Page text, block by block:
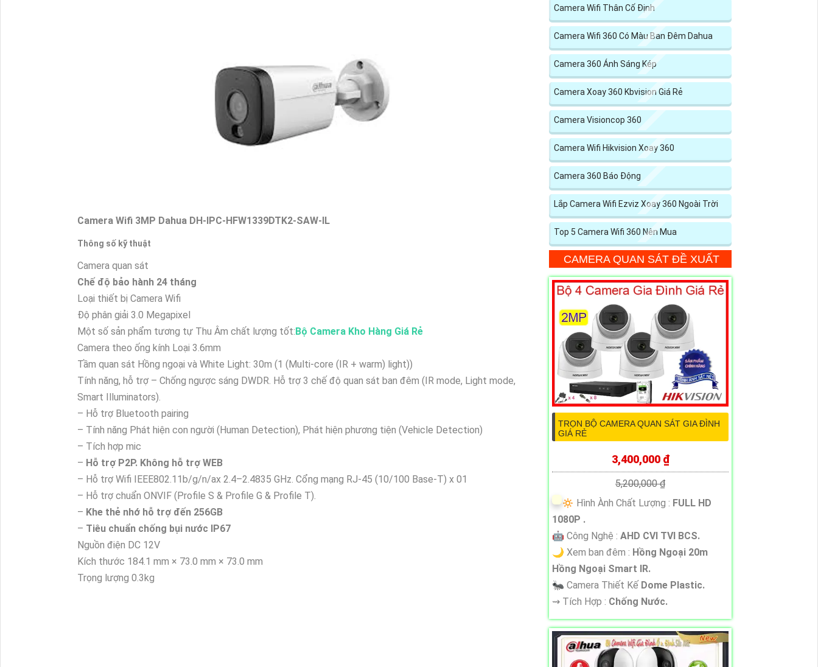
Camera Wifi 3MP Dahua DH-IPC-HFW1339DTK2-SAW-IL
Thông số kỹ thuật
Camera quan sát
Chế độ bảo hành 24 tháng
Loại thiết bị Camera Wifi
Độ phân giải 3.0 Megapixel
Một số sản phẩm tương tự Thu Âm chất lượng tốt:Bộ Camera Kho Hàng Giá Rẻ
Camera theo ống kính Loại 3.6mm
Tầm quan sát Hồng ngoại và White Light: 30m (1 (Multi-core (IR + warm) light))
Tính năng, hỗ trợ – Chống ngược sáng DWDR. Hỗ trợ 3 chế độ quan sát ban đêm (IR mode, Light mode,
Smart Illuminators).
– Hỗ trợ Bluetooth pairing
– Tính năng Phát hiện con người (Human Detection), Phát hiện phương tiện (Vehicle Detection)
– Tích hợp mic
– Hỗ trợ P2P. Không hỗ trợ WEB
– Hỗ trợ Wifi IEEE802.11b/g/n/ax 2.4–2.4835 GHz. Cổng mạng RJ-45 (10/100 Base-T) x 01
– Hỗ trợ chuẩn ONVIF (Profile S & Profile G & Profile T).
– Khe thẻ nhớ hỗ trợ đến 256GB
– Tiêu chuẩn chống bụi nước IP67
Nguồn điện DC 12V
Kích thước 184.1 mm × 73.0 mm × 73.0 mm
Trọng lượng 0.3kg
Camera Wifi Thân Cố Định
Camera Wifi 360 Có Màu Ban Đêm Dahua
Camera 360 Ánh Sáng Kép
Camera Xoay 360 Kbvision Giá Rẻ
Camera Visioncop 360
Camera Wifi Hikvision Xoay 360
Camera 360 Báo Động
Lắp Camera Wifi Ezviz Xoay 360 Ngoài Trời
Top 5 Camera Wifi 360 Nên Mua
CAMERA QUAN SÁT ĐỀ XUẤT
TRỌN BỘ CAMERA QUAN SÁT GIA ĐÌNH
GIÁ RẺ
3,400,000 ₫
5,200,000 ₫
🔅 Hình Ành Chất Lượng : FULL HD
1080P .
🤖️ Công Nghệ : AHD CVI TVI BCS.
🌙 Xem ban đêm : Hồng Ngoại 20m
Hồng Ngoại Smart IR.
🐜 Camera Thiết Kế Dome Plastic.
️⇝ Tích Hợp : Chống Nước.